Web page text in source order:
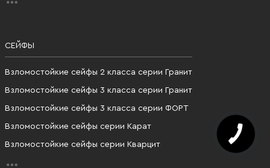
СЕЙФЫ
Взломостойкие сейфы 2 класса серии Гранит
Взломостойкие сейфы 3 класса серии Гранит
Взломостойкие сейфы 3 класса серии ФОРТ
Взломостойкие сейфы серии Карат
Взломостойкие сейфы серии Кварцит